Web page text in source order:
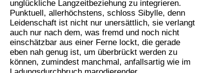
unglückliche Langzeitbeziehung zu integrieren.
Punktuell, allerhöchstens, schloss Sibylle, denn
Leidenschaft ist nicht nur unersättlich, sie verlangt
auch nur nach dem, was fremd und noch nicht
einschätzbar aus einer Ferne lockt, die gerade
eben nah genug ist, um überbrückt werden zu
können, zumindest manchmal, anfallsartig wie im